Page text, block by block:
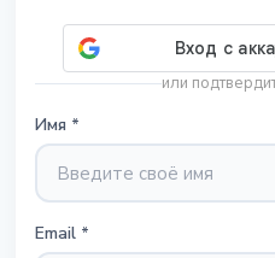
или
Имя *
Email *